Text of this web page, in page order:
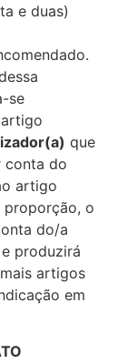
e duas)
se
que
conta do
artigo
proporção, o
do/a
produzirá
artigos
em